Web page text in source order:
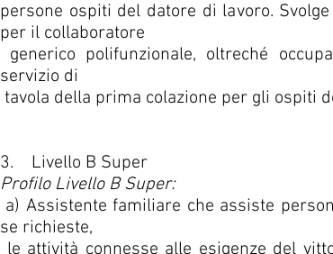
persone ospiti del datore di lavoro.
per il collaboratore
servizio di
tavola della prima colazione per gli ospiti
3.    Livello B Super
Profilo Livello B Super:
se richieste,